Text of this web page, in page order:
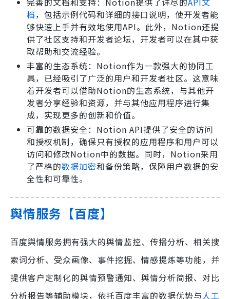
档，包括示例代码和详细的接口说明，使开发者能
够快速上手并有效地使用API。此外，Notion还提
供了社区支持和开发者论坛，开发者可以在其中获
取帮助和交流经验。
丰富的生态系统：Notion作为一款强大的协同工
具，已经吸引了广泛的用户和开发者社区。这意味
着开发者可以借助Notion的生态系统，与其他开
发者分享经验和资源，并与其他应用程序进行集
成，实现更多的创新和价值。
可靠的数据安全：Notion API提供了安全的访问
和授权机制，确保只有授权的应用程序和用户可以
访问和修改Notion中的数据。同时，Notion采用
了严格的数据加密和备份策略，保障用户数据的安
全性和可靠性。
舆情服务【百度】
百度舆情服务拥有强大的舆情监控、传播分析、相关搜
索词分析、受众画像、事件挖掘、情感提炼等功能，并
提供客户定制化的舆情预警通知、舆情分析简报、对比
分析报告等辅助模块，依托百度丰富的数据优势与人工